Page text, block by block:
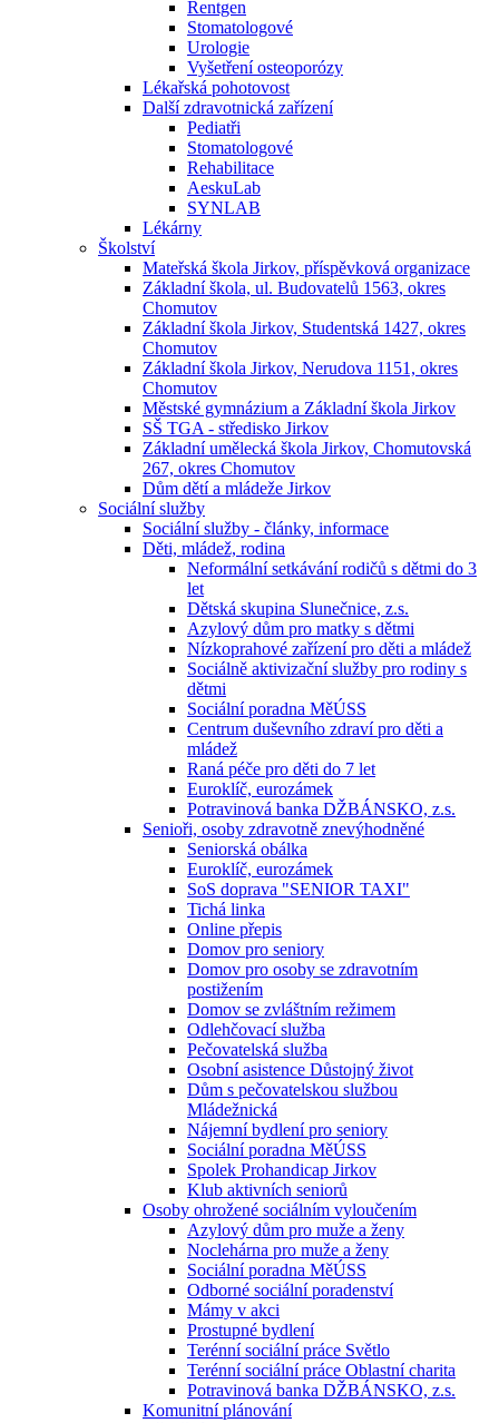
Rentgen
Stomatologové
Urologie
Vyšetření osteoporózy
Lékařská pohotovost
Další zdravotnická zařízení
Pediatři
Stomatologové
Rehabilitace
AeskuLab
SYNLAB
Lékárny
Školství
Mateřská škola Jirkov, příspěvková organizace
Základní škola, ul. Budovatelů 1563, okres
Chomutov
Základní škola Jirkov, Studentská 1427, okres
Chomutov
Základní škola Jirkov, Nerudova 1151, okres
Chomutov
Městské gymnázium a Základní škola Jirkov
SŠ TGA - středisko Jirkov
Základní umělecká škola Jirkov, Chomutovská
267, okres Chomutov
Dům dětí a mládeže Jirkov
Sociální služby
Sociální služby - články, informace
Děti, mládež, rodina
Neformální setkávání rodičů s dětmi do 3
let
Dětská skupina Slunečnice, z.s.
Azylový dům pro matky s dětmi
Nízkoprahové zařízení pro děti a mládež
Sociálně aktivizační služby pro rodiny s
dětmi
Sociální poradna MěÚSS
Centrum duševního zdraví pro děti a
mládež
Raná péče pro děti do 7 let
Euroklíč, eurozámek
Potravinová banka DŽBÁNSKO, z.s.
Senioři, osoby zdravotně znevýhodněné
Seniorská obálka
Euroklíč, eurozámek
SoS doprava "SENIOR TAXI"
Tichá linka
Online přepis
Domov pro seniory
Domov pro osoby se zdravotním
postižením
Domov se zvláštním režimem
Odlehčovací služba
Pečovatelská služba
Osobní asistence Důstojný život
Dům s pečovatelskou službou
Mládežnická
Nájemní bydlení pro seniory
Sociální poradna MěÚSS
Spolek Prohandicap Jirkov
Klub aktivních seniorů
Osoby ohrožené sociálním vyloučením
Azylový dům pro muže a ženy
Noclehárna pro muže a ženy
Sociální poradna MěÚSS
Odborné sociální poradenství
Mámy v akci
Prostupné bydlení
Terénní sociální práce Světlo
Terénní sociální práce Oblastní charita
Potravinová banka DŽBÁNSKO, z.s.
Komunitní plánování